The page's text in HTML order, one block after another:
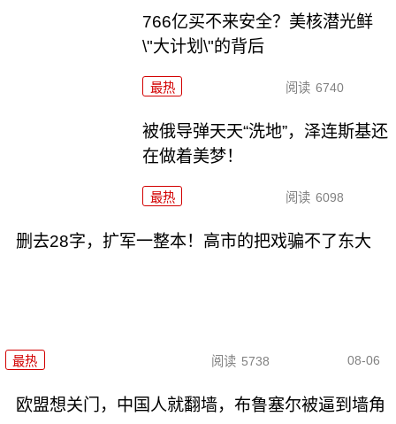
766亿买不来安全？美核潜光鲜
\"大计划\"的背后
最热 阅读 6740
被俄导弹天天“洗地”，泽连斯基还
在做着美梦！
最热 阅读 6098
删去28字，扩军一整本！高市的把戏骗不了东大
最热 阅读 5738 08-06
欧盟想关门，中国人就翻墙，布鲁塞尔被逼到墙角